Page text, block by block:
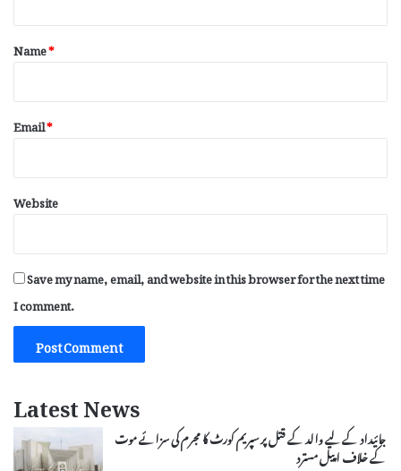
*
Name*
Email*
Website
Save my name, email, and website in this browser for the next time
I comment.
Latest News
جائیداد کے لیے والد کے قتل پر سپریم کورٹ کا مجرم کی سزائے موت
کے خلاف اپیل مسترد